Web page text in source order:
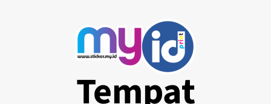
Tempat